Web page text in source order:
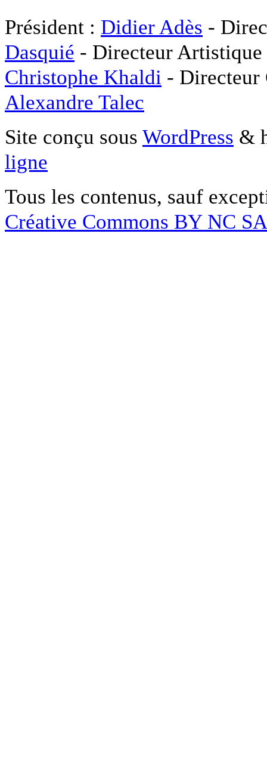
Président : Didier Adès -
Dasquié - Directeur
Christophe Khaldi -
Alexandre Talec
Site conçu sous WordPress &
ligne
Tous les contenus, sauf
Créative Commons BY NC SA